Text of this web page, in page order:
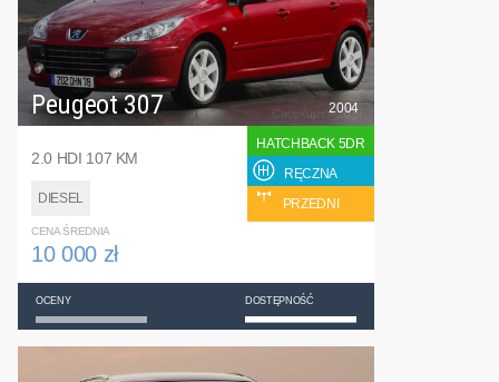
Peugeot 307
2.0 HDI 107 KM
DIESEL
2004
HATCHBACK 5DR
RĘCZNA
PRZEDNI
CENA ŚREDNIA
10 000 zł
OCENY DOSTĘPNOŚĆ